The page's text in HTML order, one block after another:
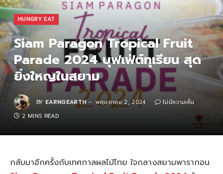
HUNGRY EAT
Siam Paragon Tropical Fruit
Parade 2024 บุฟเฟ่ต์ทุเรียน สุด
ยิ่งใหญในสยาม
BY EARNGEARTH พฤษภาคม 2, 2024
ไม่มีความเห็น
2 MINS READ
กลับมาอีกครั้งกับเทศกาลผลไม้ไทย ใจกลางสยามพารากอน